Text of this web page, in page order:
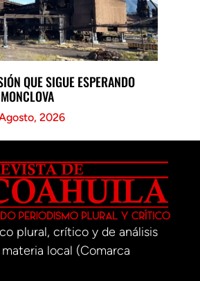
QUE SIGUE ESPERANDO
MONCLOVA
2026
plural, crítico y de análisis
local (Comarca